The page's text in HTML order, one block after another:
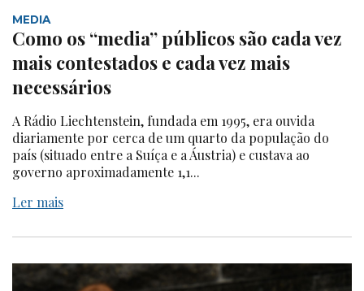
MEDIA
Como os “media” públicos são cada vez
mais contestados e cada vez mais
necessários
A Rádio Liechtenstein, fundada em 1995, era ouvida
diariamente por cerca de um quarto da população do
país (situado entre a Suíça e a Áustria) e custava ao
governo aproximadamente 1,1...
Ler mais